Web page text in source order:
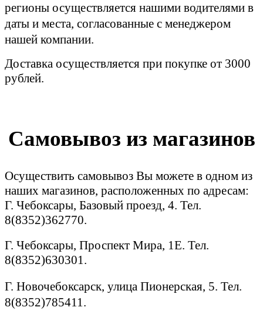
регионы осуществляется нашими водителями в
даты и места, согласованные с менеджером
нашей компании.
Доставка осуществляется при покупке от 3000
рублей.
Самовывоз из магазинов
Осуществить самовывоз Вы можете в одном из
наших магазинов, расположенных по адресам:
Г. Чебоксары, Базовый проезд, 4. Тел.
8(8352)362770.
Г. Чебоксары, Проспект Мира, 1Е. Тел.
8(8352)630301.
Г. Новочебоксарск, улица Пионерская, 5. Тел.
8(8352)785411.